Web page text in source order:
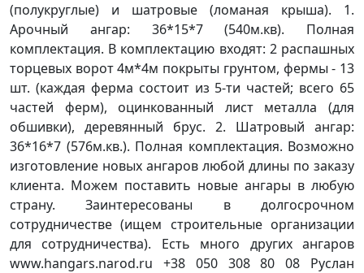
(полукруглые) и шатровые (ломаная крыша). 1.
Арочный ангар: 36*15*7 (540м.кв). Полная
комплектация. В комплектацию входят: 2 распашных
торцевых ворот 4м*4м покрыты грунтом, фермы - 13
шт. (каждая ферма состоит из 5-ти частей; всего 65
частей ферм), оцинкованный лист металла (для
обшивки), деревянный брус. 2. Шатровый ангар:
36*16*7 (576м.кв.). Полная комплектация. Возможно
изготовление новых ангаров любой длины по заказу
клиента. Можем поставить новые ангары в любую
страну. Заинтересованы в долгосрочном
сотрудничестве (ищем строительные организации
для сотрудничества). Есть много других ангаров
www.hangars.narod.ru +38 050 308 80 08 Руслан